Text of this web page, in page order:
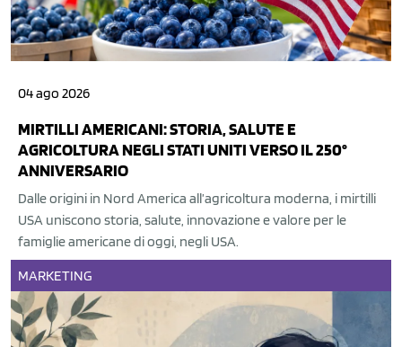
04 ago 2026
MIRTILLI AMERICANI: STORIA, SALUTE E
AGRICOLTURA NEGLI STATI UNITI VERSO IL 250°
ANNIVERSARIO
Dalle origini in Nord America all’agricoltura moderna, i mirtilli
USA uniscono storia, salute, innovazione e valore per le
famiglie americane di oggi, negli USA.
MARKETING